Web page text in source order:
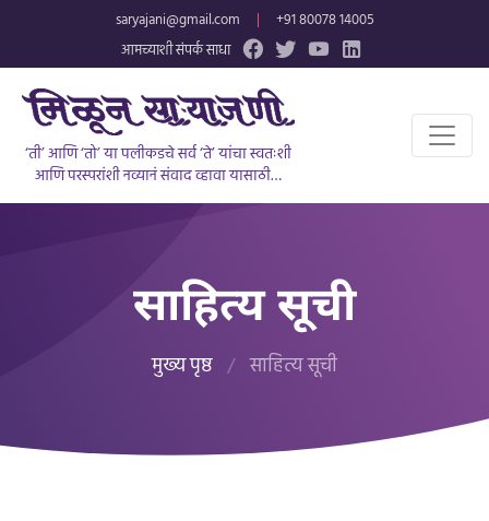
saryajani@gmail.com |
+91 80078 14005
आमच्याशी संपर्क साधा
‘ती’ आणि ‘तो’ या पलीकडचे सर्व ‘ते’ यांचा स्वतःशी
आणि परस्परांशी नव्यानं संवाद व्हावा यासाठी…
साहित्य सूची
मुख्य पृष्ठ / साहित्य सूची